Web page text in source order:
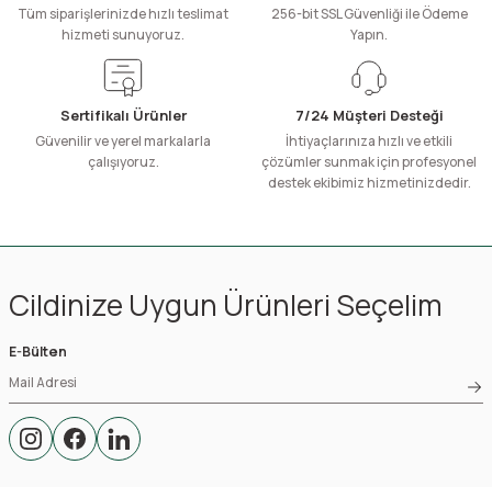
Tüm siparişlerinizde hızlı teslimat
hizmeti sunuyoruz.
256-bit SSL Güvenliği ile Ödeme
Yapın.
Sertifikalı Ürünler
Güvenilir ve yerel markalarla
çalışıyoruz.
7/24 Müşteri Desteği
İhtiyaçlarınıza hızlı ve etkili
çözümler sunmak için profesyonel
destek ekibimiz hizmetinizdedir.
Cildinize Uygun Ürünleri Seçelim
E-Bülten